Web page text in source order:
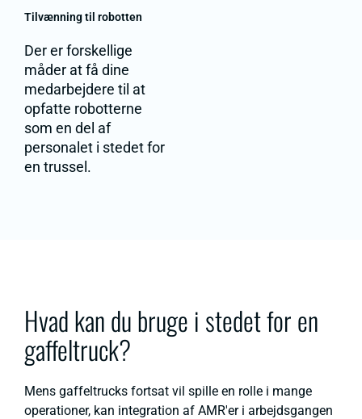
Tilvænning til robotten
Der er forskellige
måder at få dine
medarbejdere til at
opfatte robotterne
som en del af
personalet i stedet for
en trussel.
Hvad kan du bruge i stedet for en
gaffeltruck?
Mens gaffeltrucks fortsat vil spille en rolle i mange
operationer, kan integration af AMR'er i arbejdsgangen